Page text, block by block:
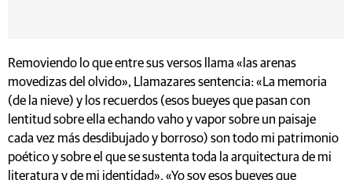
movedizas del olvido», Llamazares sentencia: «La memoria
(de la nieve) y los recuerdos (esos bueyes que pasan con
lentitud sobre ella echando vaho y vapor sobre un paisaje
cada vez más desdibujado y borroso) son todo mi patrimonio
poético y sobre el que se sustenta toda la arquitectura de mi
literatura y de mi identidad». «Yo soy esos bueyes que
caminan con pesadez hacia la nada y que para mí son la